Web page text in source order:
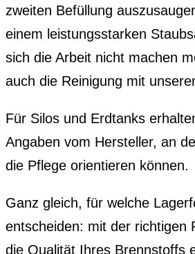
zweiten Befüllung
einem leistungsstarken
sich die Arbeit nicht machen
auch die Reinigung mit
Für Silos und Erdtanks
Angaben vom Hersteller, an
die Pflege orientieren können.
Ganz gleich, für welche
entscheiden: mit der richtigen
die Qualität Ihres Brennstoffs